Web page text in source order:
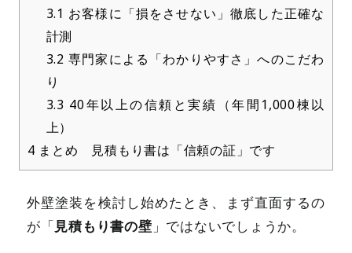
3.1 お客様に「損をさせない」徹底した正確な
計測
3.2 専門家による「わかりやすさ」へのこだわ
り
3.3 40年以上の信頼と実績（年間1,000棟以
上）
4 まとめ 見積もり書は「信頼の証」です
外壁塗装を検討し始めたとき、まず直面するの
が「 見積もり書の壁 」ではないでしょうか。